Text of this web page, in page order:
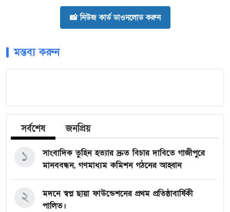
📸 নিউজ কার্ড ডাওনলোড করুন
মন্তব্য করুন
সর্বশেষ জনপ্রিয়
সাংবাদিক তুহিন হত্যার দ্রুত বিচার দাবিতে গাজীপুরে
মানববন্ধন, গণমাধ্যম কমিশন গঠনের আহ্বান
১
মদনে স্বপ্ন ছায়া ফাউন্ডেশনের প্রথম প্রতিষ্ঠাবার্ষিকী
পালিত।
২